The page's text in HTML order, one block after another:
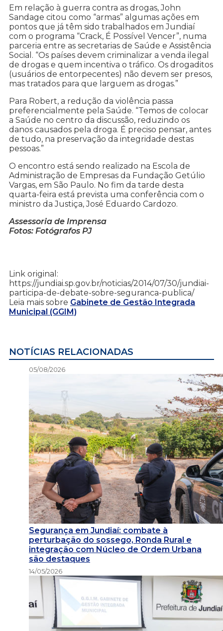
Em relação à guerra contra as drogas, John
Sandage citou como “armas” algumas ações em
pontos que já têm sido trabalhados em Jundiaí
com o programa “Crack, É Possível Vencer”, numa
parceria entre as secretarias de Saúde e Assistência
Social. “Os países devem criminalizar a venda ilegal
de drogas e quem incentiva o tráfico. Os drogaditos
(usuários de entorpecentes) não devem ser presos,
mas tratados para que larguem as drogas.”
Para Robert, a redução da violência passa
preferencialmente pela Saúde. “Temos de colocar
a Saúde no centro da discussão, reduzindo os
danos causados pela droga. É preciso pensar, antes
de tudo, na preservação da integridade destas
pessoas.”
O encontro está sendo realizado na Escola de
Administração de Empresas da Fundação Getúlio
Vargas, em São Paulo. No fim da tarde desta
quarta-feira está prevista uma conferência com o
ministro da Justiça, José Eduardo Cardozo.
Assessoria de Imprensa
Fotos: Fotógrafos PJ
Link original:
https://jundiai.sp.gov.br/noticias/2014/07/30/jundiai-
participa-de-debate-sobre-seguranca-publica/
Leia mais sobre Gabinete de Gestão Integrada
Municipal (GGIM)
NOTÍCIAS RELACIONADAS
05/08/2026
Segurança em Jundiaí: combate à
perturbação do sossego, Ronda Rural e
integração com Núcleo de Ordem Urbana
são destaques
14/05/2026